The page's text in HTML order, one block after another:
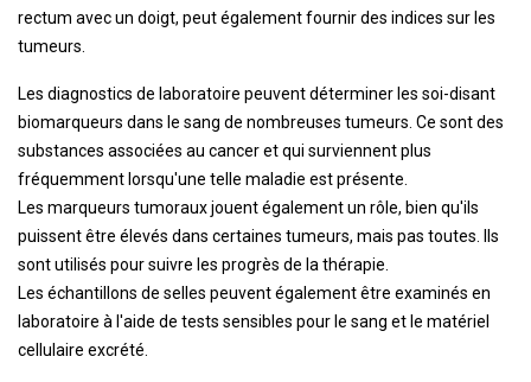
rectum avec un doigt, peut également fournir des indices sur les
tumeurs.
Les diagnostics de laboratoire peuvent déterminer les soi-disant
biomarqueurs dans le sang de nombreuses tumeurs. Ce sont des
substances associées au cancer et qui surviennent plus
fréquemment lorsqu'une telle maladie est présente.
Les marqueurs tumoraux jouent également un rôle, bien qu'ils
puissent être élevés dans certaines tumeurs, mais pas toutes. Ils
sont utilisés pour suivre les progrès de la thérapie.
Les échantillons de selles peuvent également être examinés en
laboratoire à l'aide de tests sensibles pour le sang et le matériel
cellulaire excrété.